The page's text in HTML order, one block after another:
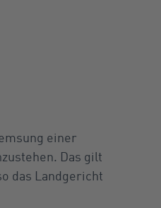
einer
Das gilt
das Landgericht